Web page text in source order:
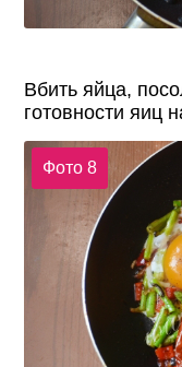
Вбить яйца,
готовности яиц
Фото 8